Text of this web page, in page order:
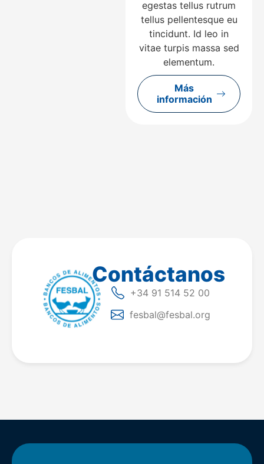
egestas tellus rutrum
tellus pellentesque eu
tincidunt. Id leo in
vitae turpis massa sed
elementum.
Más
información
Contáctanos
+34 91 514 52 00
fesbal@fesbal.org